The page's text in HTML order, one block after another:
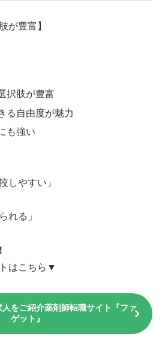
が豊富】
択肢が豊富
る自由度が魅力
も強い
しやすい」
れる」
はこちら▼
をご紹介薬剤師転職サイト『ファ
ゲット』